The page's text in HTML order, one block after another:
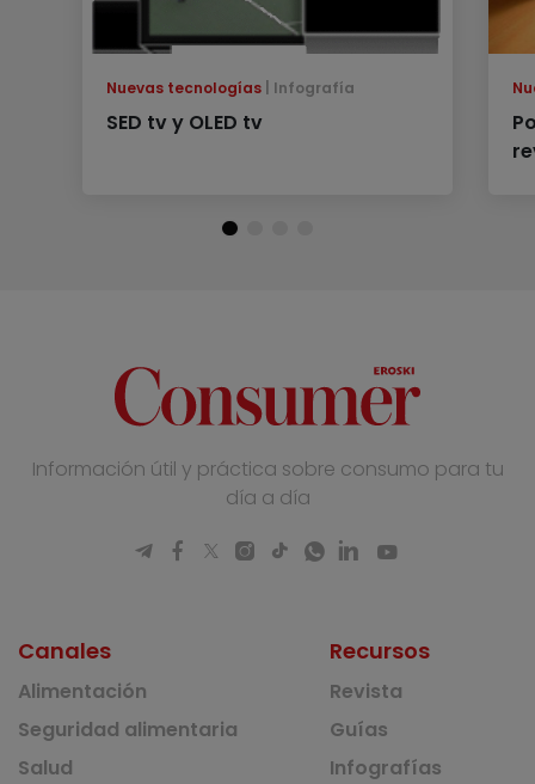
Nuevas tecnologías Infografía
SED tv y OLED tv
Información útil y práctica sobre consumo para tu
día a día
Canales
Alimentación
Seguridad alimentaria
Salud
Recursos
Revista
Guías
Infografías